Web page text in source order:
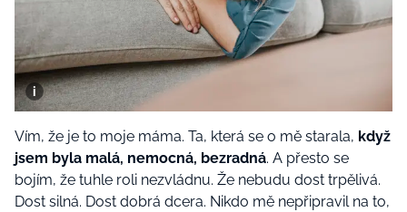
Vím, že je to moje máma. Ta, která se o mě starala, když
jsem byla malá, nemocná, bezradná. A přesto se
bojím, že tuhle roli nezvládnu. Že nebudu dost trpělivá.
Dost silná. Dost dobrá dcera. Nikdo mě nepřipravil na to,